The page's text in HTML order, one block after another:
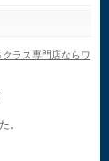
ラス専門店ならワ
。